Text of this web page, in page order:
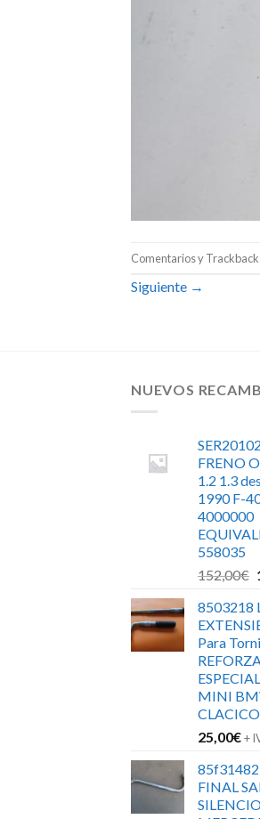
Comentarios y
Siguiente →
NUEVOS
FRENO
1.2 1.3
1990 F-
4000000
558035
152,00€
8503218
Para
MINI
25,00€+
FINAL